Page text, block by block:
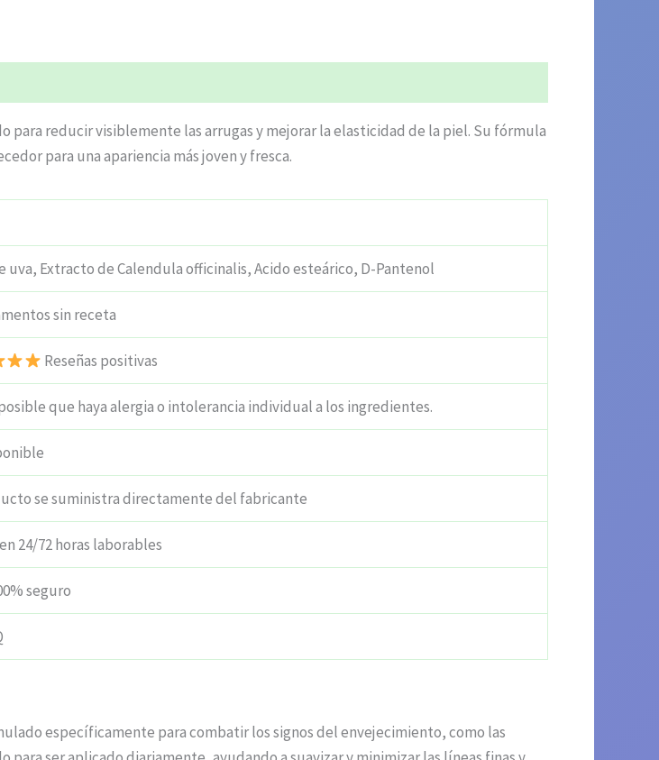
para reducir visiblemente las arrugas y mejorar la elasticidad de la piel. Su fórmula
para una apariencia más joven y fresca.
uva, Extracto de Calendula officinalis, Acido esteárico, D-Pantenol
sin receta
Reseñas positivas
que haya alergia o intolerancia individual a los ingredientes.
se suministra directamente del fabricante
24/72 horas laborables
seguro
específicamente para combatir los signos del envejecimiento, como las